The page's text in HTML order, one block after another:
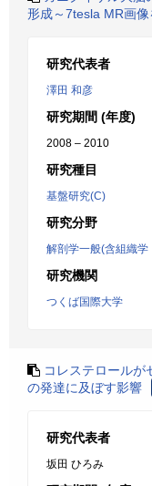
形成～7tesla MR画
研究代表者
澤田 和彦
研究期間 (年度)
2008 – 2010
研究種目
基盤研究(C)
研究分野
解剖学一般(含組織学
研究機関
つくば国際大学
コレステロールが
の発達に及ぼす影響
研究代表者
坂田 ひろみ